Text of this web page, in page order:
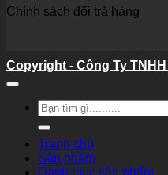
Chính sách đổi trả hàng
Copyright - Công Ty TNHH
Tìm
kiếm:
Trang chủ
Sản phẩm
Danh mục sản phẩm